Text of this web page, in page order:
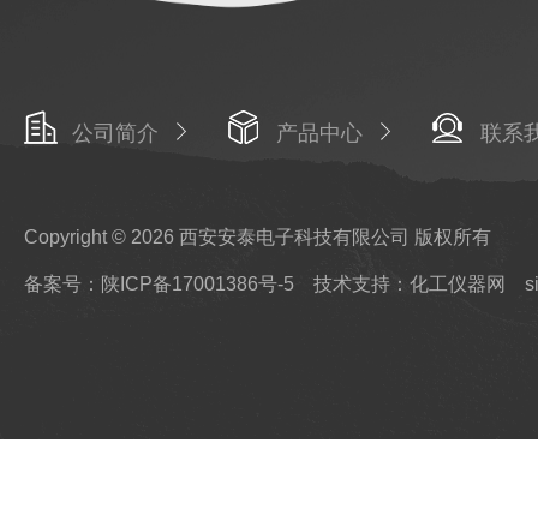
公司简介 产品中心 联系
Copyright © 2026 西安安泰电子科技有限公司 版权所有
备案号：陕ICP备17001386号-5 技术支持：化工仪器网